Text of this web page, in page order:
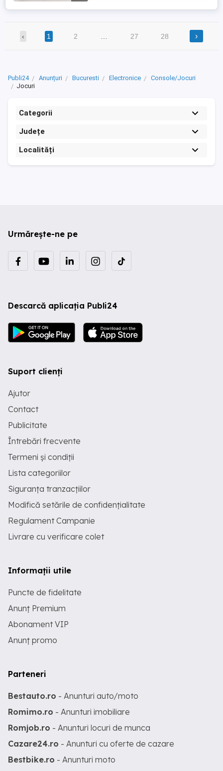
‹ 1 2 27 28 ›
Publi24 Anunțuri Bucuresti Electronice
Console/Jocuri
Jocuri
Categorii
Județe
Localități
Urmărește-ne pe
Descarcă aplicația Publi24
Suport clienți
Ajutor
Contact
Publicitate
Întrebări frecvente
Termeni și condiții
Lista categoriilor
Siguranța tranzacțiilor
Modifică setările de confidențialitate
Regulament Campanie
Livrare cu verificare colet
Informații utile
Puncte de fidelitate
Anunț Premium
Abonament VIP
Anunț promo
Parteneri
Bestauto.ro - Anunturi auto/moto
Romimo.ro - Anunturi imobiliare
Romjob.ro - Anunturi locuri de munca
Cazare24.ro - Anunturi cu oferte de cazare
Bestbike.ro - Anunturi moto